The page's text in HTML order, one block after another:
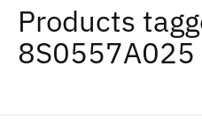
Products
8S0557A025